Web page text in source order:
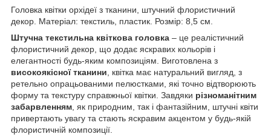
Головка квітки орхідеї з тканини, штучний флористичний
декор. Матеріал: текстиль, пластик. Розмір: 8,5 см.
Штучна текстильна квіткова головка – це реалістичний
флористичний декор, що додає яскравих кольорів і
елегантності будь-яким композиціям. Виготовлена з
високоякісної тканини , квітка має натуральний вигляд, з
ретельно опрацьованими пелюстками, які точно відтворюють
форму та текстуру справжньої квітки. Завдяки різноманітним
забарвленням , як природним, так і фантазійним, штучні квіти
привертають увагу та стають яскравим акцентом у будь-якій
флористичній композиції.